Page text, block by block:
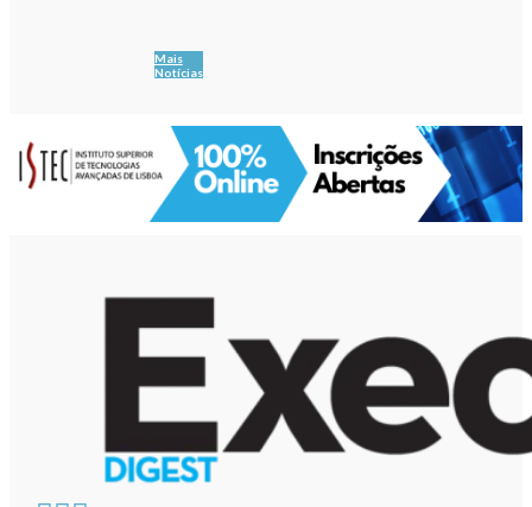
Mais
Notícias